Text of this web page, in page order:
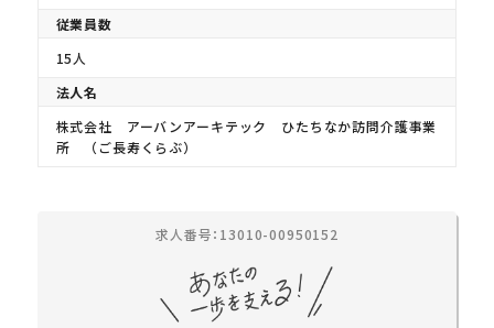
従業員数
15人
法人名
株式会社 アーバンアーキテック ひたちなか訪問介護事業
所 （ご長寿くらぶ）
求人番号：13010-00950152